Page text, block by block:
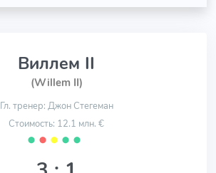
Виллем II
(Willem II)
Гл. тренер: Джон Стегеман
Стоимость: 12.1 млн. €
⬤ ⬤ ⬤ ⬤ ⬤